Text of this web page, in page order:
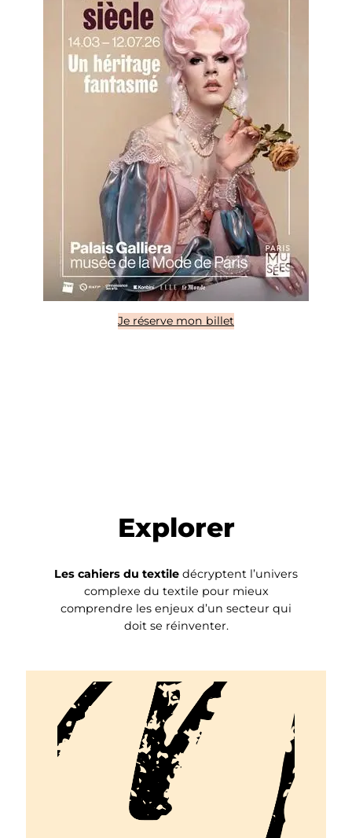
Je réserve mon billet
Explorer
Les cahiers du textile décryptent l’univers
complexe du textile pour mieux
comprendre les enjeux d’un secteur qui
doit se réinventer.